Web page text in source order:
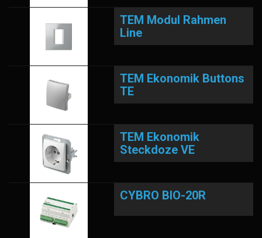
TEM Modul Rahmen
Line
TEM Ekonomik Buttons
TE
TEM Ekonomik
Steckdoze VE
CYBRO BIO-20R